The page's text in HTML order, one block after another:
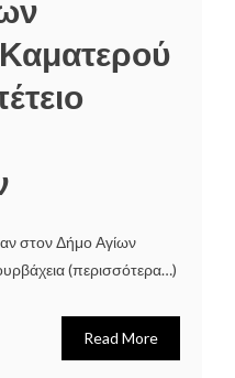
στον Δήμο Αγίων
(περισσότερα…)
Read More